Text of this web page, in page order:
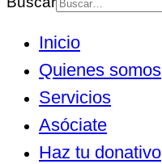
Inicio
Quienes somos
Servicios
Asóciate
Haz tu donativo